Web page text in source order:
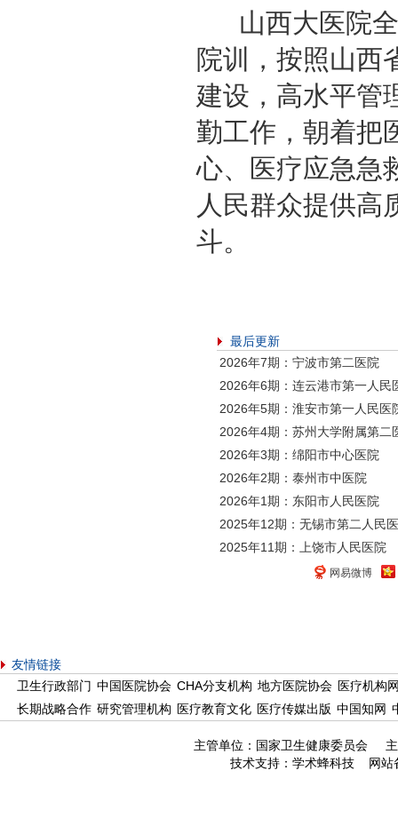
山西大医院全
院训，按照山西
建设，高水平管
勤工作，朝着把
心、医疗应急急
人民群众提供高
斗。
最后更新
2026年7期：宁波市第二医院
2026年6期：连云港市第一人民
2026年5期：淮安市第一人民医
2026年4期：苏州大学附属第二
2026年3期：绵阳市中心医院
2026年2期：泰州市中医院
2026年1期：东阳市人民医院
2025年12期：无锡市第二人民
2025年11期：上饶市人民医院
网易微博
友情链接
卫生行政部门 中国医院协会 CHA分支机构 地方医院协会 医疗机构
长期战略合作 研究管理机构 医疗教育文化 医疗传媒出版 中国知网
主管单位：国家卫生健康委员会
技术支持：学术蜂科技 网站